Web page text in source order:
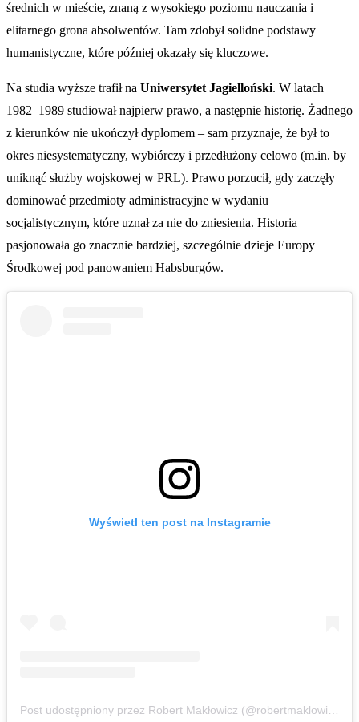
średnich w mieście, znaną z wysokiego poziomu nauczania i
elitarnego grona absolwentów. Tam zdobył solidne podstawy
humanistyczne, które później okazały się kluczowe.
Na studia wyższe trafił na Uniwersytet Jagielloński. W latach
1982–1989 studiował najpierw prawo, a następnie historię. Żadnego
z kierunków nie ukończył dyplomem – sam przyznaje, że był to
okres niesystematyczny, wybiórczy i przedłużony celowo (m.in. by
uniknąć służby wojskowej w PRL). Prawo porzucił, gdy zaczęły
dominować przedmioty administracyjne w wydaniu
socjalistycznym, które uznał za nie do zniesienia. Historia
pasjonowała go znacznie bardziej, szczególnie dzieje Europy
Środkowej pod panowaniem Habsburgów.
Wyświetl ten post na Instagramie